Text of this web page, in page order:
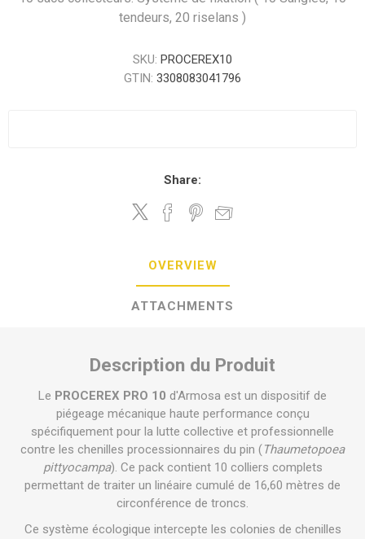
tendeurs, 20 riselans )
SKU: PROCEREX10
GTIN: 3308083041796
Share:
OVERVIEW
ATTACHMENTS
Description du Produit
Le PROCEREX PRO 10 d'Armosa est un dispositif de
piégeage mécanique haute performance conçu
spécifiquement pour la lutte collective et professionnelle
contre les chenilles processionnaires du pin (Thaumetopoea
pittyocampa). Ce pack contient 10 colliers complets
permettant de traiter un linéaire cumulé de 16,60 mètres de
circonférence de troncs.
Ce système écologique intercepte les colonies de chenilles